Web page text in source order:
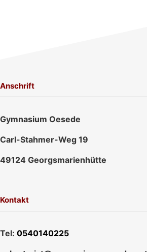
Anschrift
Gymnasium Oesede
Carl-Stahmer-Weg 19
49124 Georgsmarienhütte
Kontakt
Tel: 0540140225